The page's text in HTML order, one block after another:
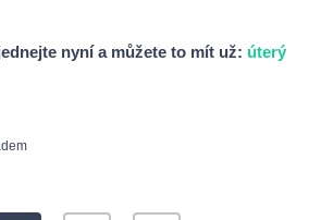
nyní a můžete to mít už: úterý